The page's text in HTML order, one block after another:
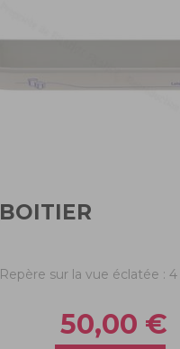
BOITIER
Repère sur la vue éclatée : 4
50,00 €